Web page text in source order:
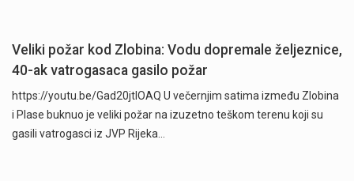
Veliki požar kod Zlobina: Vodu dopremale željeznice,
40-ak vatrogasaca gasilo požar
https://youtu.be/Gad20jtIOAQ U večernjim satima između Zlobina
i Plase buknuo je veliki požar na izuzetno teškom terenu koji su
gasili vatrogasci iz JVP Rijeka…